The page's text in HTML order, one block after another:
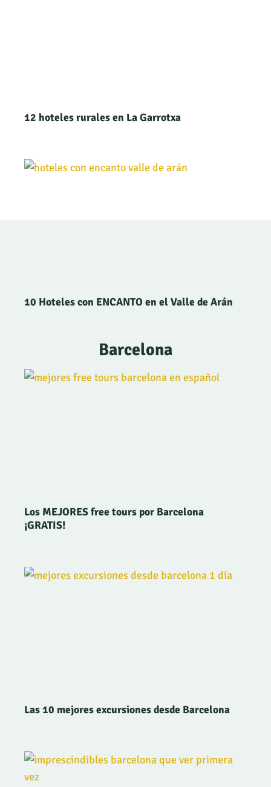
12 hoteles rurales en La Garrotxa
10 Hoteles con ENCANTO en el Valle de Arán
Barcelona
Los MEJORES free tours por Barcelona
¡GRATIS!
Las 10 mejores excursiones desde Barcelona